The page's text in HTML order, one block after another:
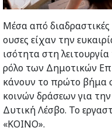
Μέσα από
ουσες είχαν την
ισότητα στη
ρόλο των Δημοτικών
κάνουν το πρώτο βήμα
κοινών δράσεων για
Δυτική Λέσβο. Το
«ΚΟΙΝΟ».